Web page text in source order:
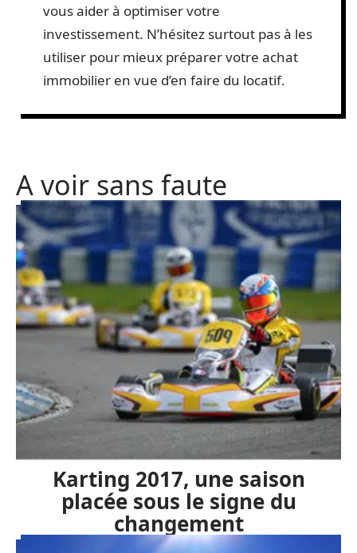
vous aider à optimiser votre
investissement. N’hésitez surtout pas à les
utiliser pour mieux préparer votre achat
immobilier en vue d’en faire du locatif.
A voir sans faute
Karting 2017, une saison
placée sous le signe du
changement